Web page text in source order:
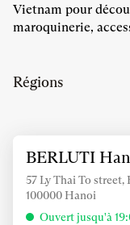
Vietnam pour
maroquinerie,
Régions
sur
touche
ENTRÉE
Point
de
vente
:
BERLUTI
57 Ly Thai To
100000 Hanoi
Ouvert jusqu'à